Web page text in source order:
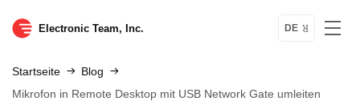
Electronic Team, Inc. DE
Startseite
Blog
Mikrofon in Remote Desktop mit USB Network Gate umleiten